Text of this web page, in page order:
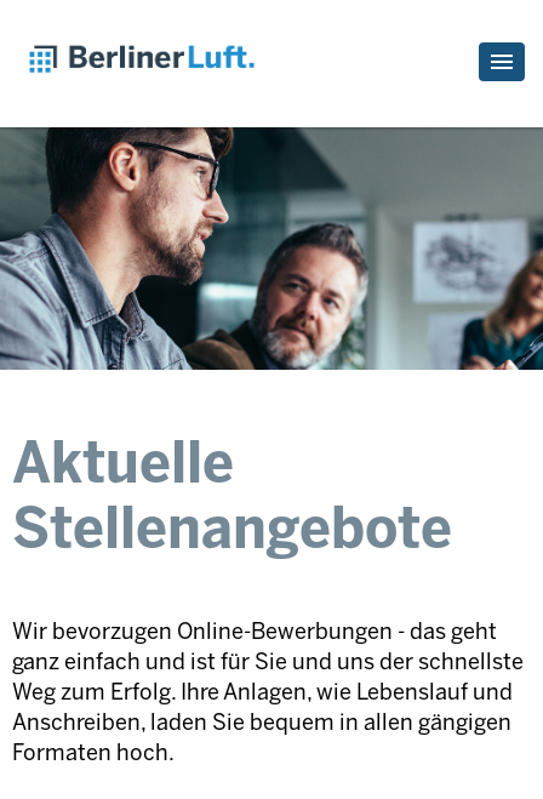
Aktuelle
Stellenangebote
Wir bevorzugen Online-Bewerbungen - das geht
ganz einfach und ist für Sie und uns der schnellste
Weg zum Erfolg. Ihre Anlagen, wie Lebenslauf und
Anschreiben, laden Sie bequem in allen gängigen
Formaten hoch.